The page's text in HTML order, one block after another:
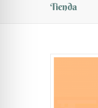
Tienda